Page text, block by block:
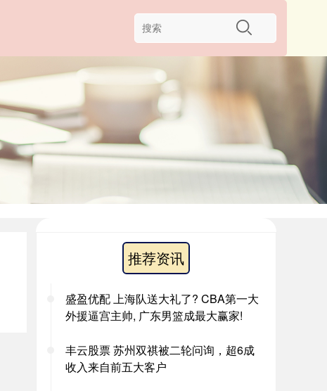
推荐资讯
盛盈优配 上海队送大礼了? CBA第一大
外援逼宫主帅, 广东男篮成最大赢家!
丰云股票 苏州双祺被二轮问询，超6成
收入来自前五大客户